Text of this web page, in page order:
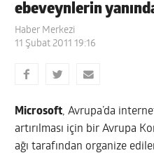
ebeveynlerin
Haber Merkezi
11 Şubat 2011 19:16
Microsoft, Avrupa’da
artırılması için bir Avrupa
ağı tarafından organize